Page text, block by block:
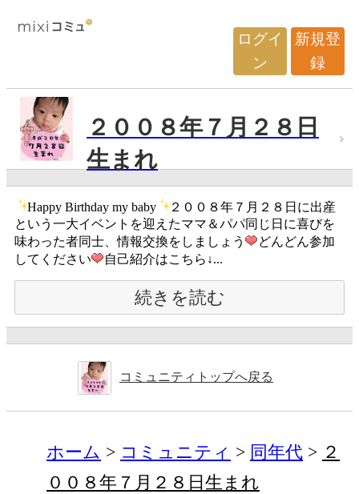
ログイ
ン
新規登
録
２００８年７月２８日
生まれ
Happy Birthday my baby
２００８年７月２８日に出産
という一大イベントを迎えたママ＆パパ同じ日に喜びを
味わった者同士、情報交換をしましょう
どんどん参加
してください
自己紹介はこちら↓...
続きを読む
コミュニティトップへ戻る
ホーム コミュニティ 同年代
２
００８年７月２８日生まれ